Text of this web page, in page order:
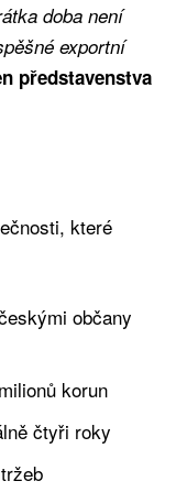
doba není
exportní
představenstva
které
občany
korun
čtyři roky